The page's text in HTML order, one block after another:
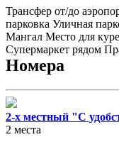
Трансфер от/до
парковка Уличная
Мангал Место для
Супермаркет рядом
Номера
2-х местный "С
2 места